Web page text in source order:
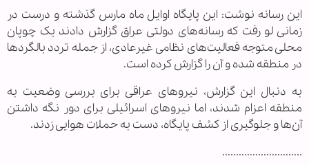
این رسانه نوشت: این پایگاه اوایل ماه مارس گذشته و درست در
زمانی لو رفت که رسانه‌های دولتی عراق گزارش دادند یک چوپان
محلی متوجه فعالیت‌های نظامی غیرعادی، از جمله تردد بالگردها
در منطقه شده و آن را گزارش کرده است.
به دنبال این گزارش، نیروهای عراقی برای بررسی وضعیت به
منطقه اعزام شدند، اما نیروهای اسرائیلی برای دور نگه داشتن
آن‌ها و جلوگیری از کشف پایگاه، دست به حملات هوایی زدند.
.............................